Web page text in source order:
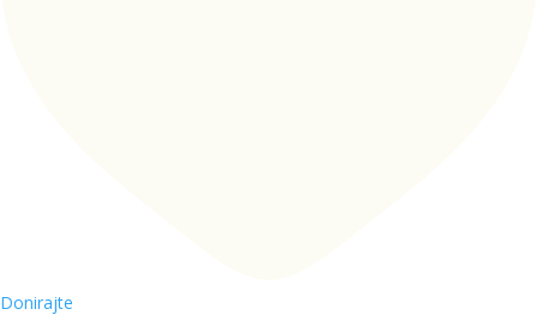
Donirajte